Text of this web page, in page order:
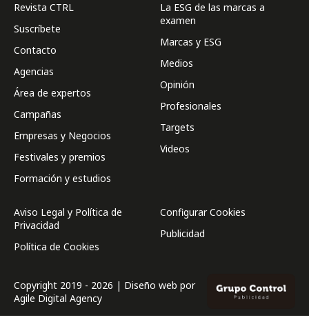
Revista CTRL
Suscríbete
Contacto
Agencias
Área de expertos
Campañas
Empresas y Negocios
Festivales y premios
Formación y estudios
La ESG de las marcas a
examen
Marcas y ESG
Medios
Opinión
Profesionales
Targets
Videos
Aviso Legal y Política de
Privacidad
Política de Cookies
Configurar Cookies
Publicidad
Copyright 2019 - 2026 | Diseño web por
Agile Digital Agency